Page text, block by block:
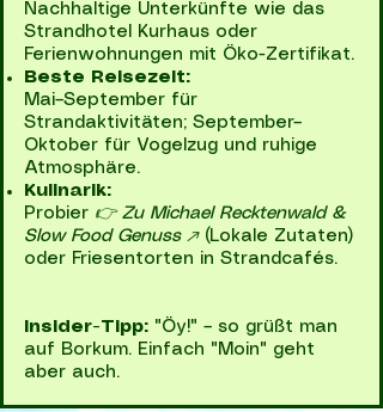
Nachhaltige Unterkünfte wie das
Strandhotel Kurhaus oder
Ferienwohnungen mit Öko-Zertifikat.
Beste Reisezeit:
Mai–September für
Strandaktivitäten; September–
Oktober für Vogelzug und ruhige
Atmosphäre.
Kulinarik:
Probier 👉 Zu Michael Recktenwald &
Slow Food Genuss ↗️(Lokale Zutaten)
oder Friesentorten in Strandcafés.
Insider-Tipp: "Öy!" – so grüßt man
auf Borkum. Einfach "Moin" geht
aber auch.